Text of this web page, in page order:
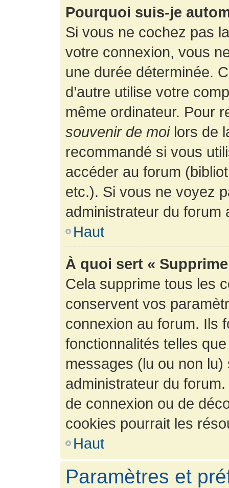
Pourquoi suis-je
Si vous ne cochez pas
votre connexion, vous
une durée déterminée.
d’autre utilise votre
même ordinateur. Pour
souvenir de moilors de
recommandé si vous
accéder au forum
etc.). Si vous ne voyez
administrateur du forum
Haut
À quoi sert «
Cela supprime tous les
conservent vos
connexion au forum. Ils
fonctionnalités telles
messages (lu ou non
administrateur du
de connexion ou de
cookies pourrait les
Haut
Paramètres et